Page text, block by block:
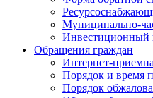
Муниципально-
Инвестиционный
Обращения граждан
Интернет-
Порядок и время
Порядок